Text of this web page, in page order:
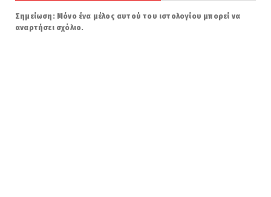
Σημείωση: Μόνο ένα μέλος αυτού του ιστολογίου μπορεί να
αναρτήσει σχόλιο.